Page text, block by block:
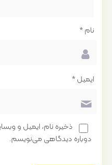
نام*
ایمیل*
ذخیره نام، ایمیل و
دوباره دیدگاهی می‌نویسم.